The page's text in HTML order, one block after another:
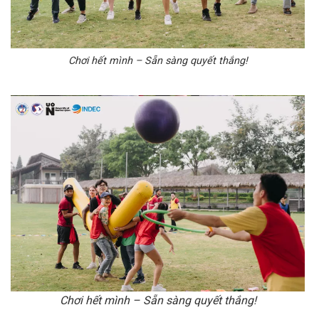
Chơi hết mình – Sẵn sàng quyết thắng!
Chơi hết mình – Sẵn sàng quyết thắng!